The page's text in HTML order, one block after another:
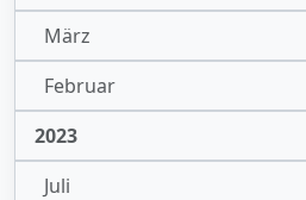
März
Februar
2023
Juli